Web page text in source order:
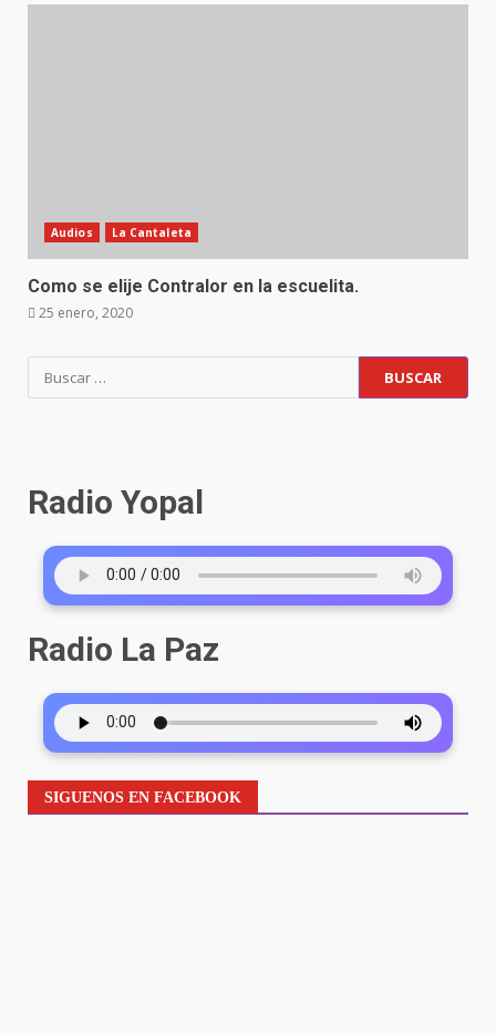
Audios La Cantaleta
Como se elije Contralor en la escuelita.
25 enero, 2020
Radio Yopal
Radio La Paz
SIGUENOS EN FACEBOOK